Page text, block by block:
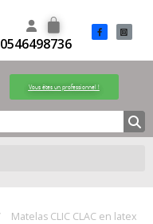
0546498736
Vous êtes un professionnel !
Matelas CLIC CLAC en latex